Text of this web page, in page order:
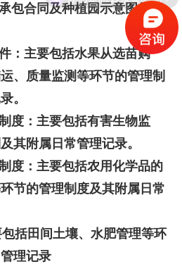
包合同及种植园示意图复印
：主要包括水果从选苗购
、质量监测等环节的管理制
。
度：主要包括有害生物监
其附属日常管理记录。
度：主要包括农用化学品的
节的管理制度及其附属日常
括田间土壤、水肥管理等环
理记录